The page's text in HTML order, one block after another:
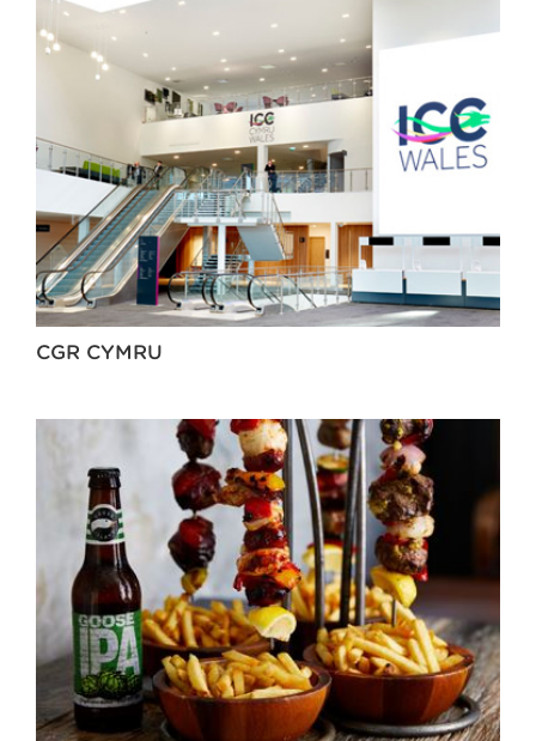
CGR CYMRU